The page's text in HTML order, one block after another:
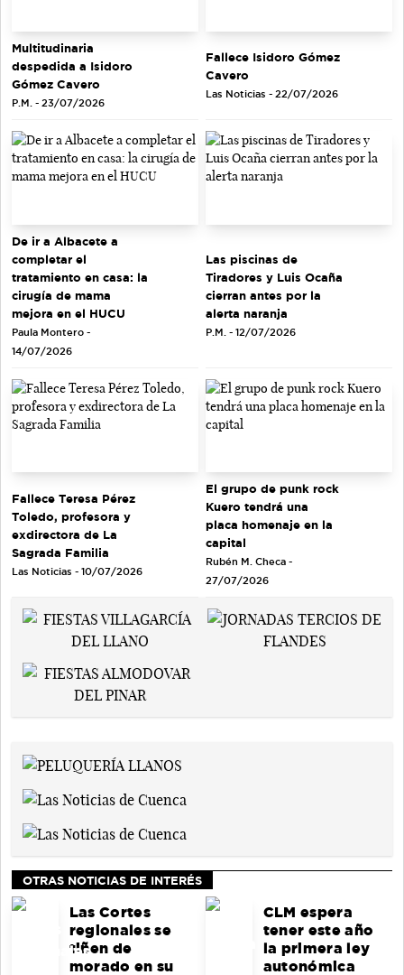
Multitudinaria
despedida a Isidoro
Gómez Cavero
P.M. - 23/07/2026
Fallece Isidoro Gómez
Cavero
Las Noticias - 22/07/2026
De ir a Albacete a
completar el
tratamiento en casa: la
cirugía de mama
mejora en el HUCU
Paula Montero -
14/07/2026
Las piscinas de
Tiradores y Luis Ocaña
cierran antes por la
alerta naranja
P.M. - 12/07/2026
Fallece Teresa Pérez
Toledo, profesora y
exdirectora de La
Sagrada Familia
Las Noticias - 10/07/2026
El grupo de punk rock
Kuero tendrá una
placa homenaje en la
capital
Rubén M. Checa -
27/07/2026
OTRAS NOTICIAS DE INTERÉS
Las Cortes
regionales se
tiñen de
morado en su
CLM espera
tener este año
la primera ley
autonómica